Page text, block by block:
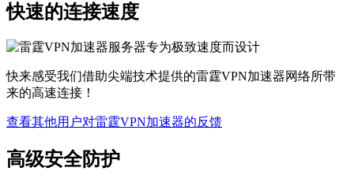
快速的连接速度
快来感受我们借助尖端技术提供的雷霆VPN加速器网络所带
来的高速连接！
查看其他用户对雷霆VPN加速器的反馈
高级安全防护